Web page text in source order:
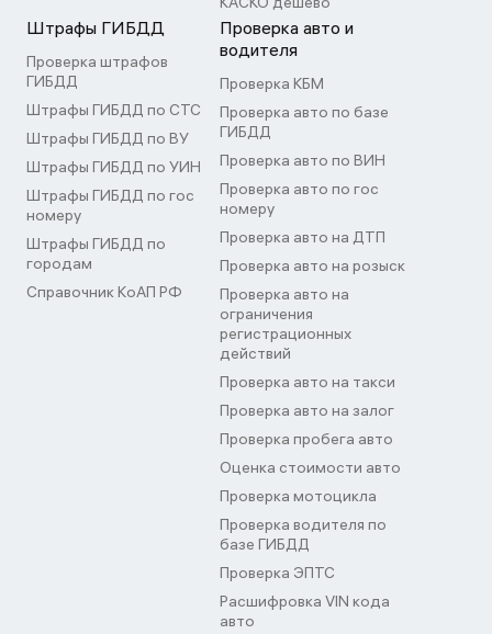
Штрафы ГИБДД
Проверка штрафов
ГИБДД
Штрафы ГИБДД по СТС
Штрафы ГИБДД по ВУ
Штрафы ГИБДД по УИН
Штрафы ГИБДД по гос
номеру
Штрафы ГИБДД по
городам
Справочник КоАП РФ
Проверка авто и
водителя
Проверка КБМ
Проверка авто по базе
ГИБДД
Проверка авто по ВИН
Проверка авто по гос
номеру
Проверка авто на ДТП
Проверка авто на розыск
Проверка авто на
ограничения
регистрационных
действий
Проверка авто на такси
Проверка авто на залог
Проверка пробега авто
Оценка стоимости авто
Проверка мотоцикла
Проверка водителя по
базе ГИБДД
Проверка ЭПТС
Расшифровка VIN кода
авто